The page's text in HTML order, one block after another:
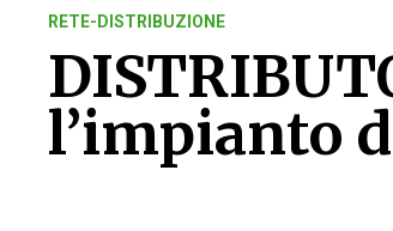
RETE-DISTRIBUZIONE
l’impianto